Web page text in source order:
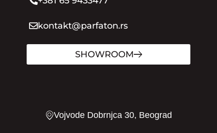
kontakt@parfaton.rs
SHOWROOM
Vojvode Dobrnjca 30, Beograd